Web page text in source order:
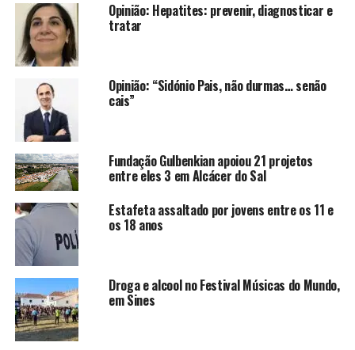
Opinião: Hepatites: prevenir, diagnosticar e
tratar
Opinião: “Sidónio Pais, não durmas… senão
cais”
Fundação Gulbenkian apoiou 21 projetos
entre eles 3 em Alcácer do Sal
Estafeta assaltado por jovens entre os 11 e
os 18 anos
Droga e alcool no Festival Músicas do Mundo,
em Sines